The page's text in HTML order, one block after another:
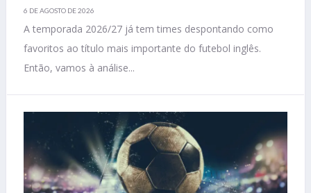
6 DE AGOSTO DE 2026
A temporada 2026/27 já tem times despontando como
favoritos ao título mais importante do futebol inglês.
Então, vamos à análise...